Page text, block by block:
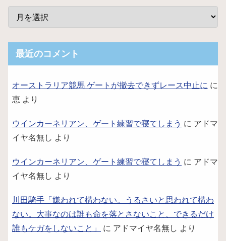
最近のコメント
オーストラリア競馬 ゲートが撤去できずレース中止に に
恵 より
ウインカーネリアン、ゲート練習で寝てしまう に アドマ
イヤ名無し より
ウインカーネリアン、ゲート練習で寝てしまう に アドマ
イヤ名無し より
川田騎手「嫌われて構わない。うるさいと思われて構わ
ない。大事なのは誰も命を落とさないこと、できるだけ
誰もケガをしないこと」
に アドマイヤ名無し より